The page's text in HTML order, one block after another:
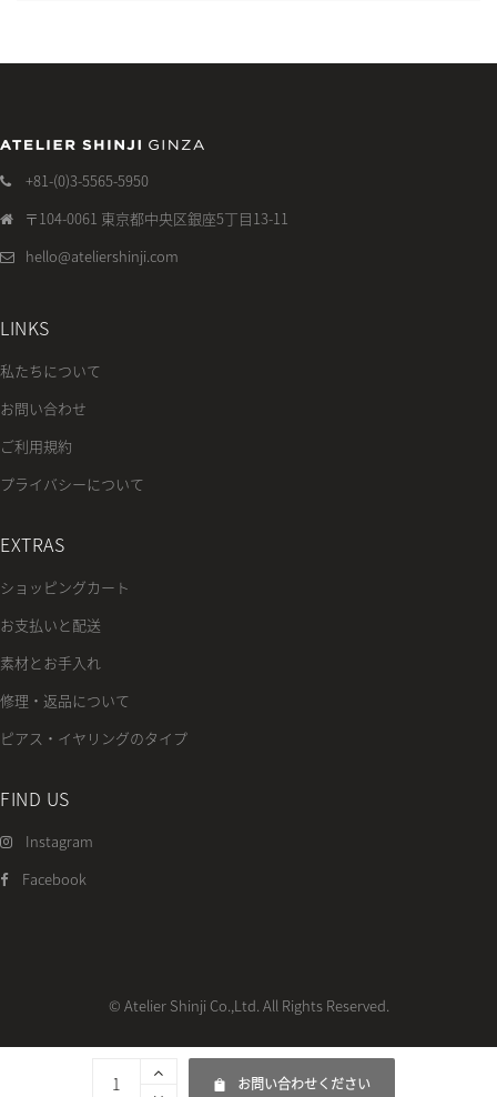
お問い合わせください
+81-(0)3-5565-5950
〒104-0061 東京都中央区銀座5丁目13-11
hello@ateliershinji.com
LINKS
私たちについて
お問い合わせ
ご利用規約
プライバシーについて
EXTRAS
ショッピングカート
お支払いと配送
素材とお手入れ
修理・返品について
ピアス・イヤリングのタイプ
FIND US
Instagram
Facebook
© Atelier Shinji Co.,Ltd. All Rights Reserved.